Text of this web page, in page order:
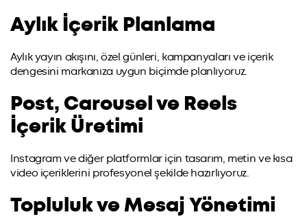
Aylık İçerik Planlama
Aylık yayın akışını, özel günleri, kampanyaları ve içerik
dengesini markanıza uygun biçimde planlıyoruz.
Post, Carousel ve Reels
İçerik Üretimi
Instagram ve diğer platformlar için tasarım, metin ve kısa
video içeriklerini profesyonel şekilde hazırlıyoruz.
Topluluk ve Mesaj Yönetimi